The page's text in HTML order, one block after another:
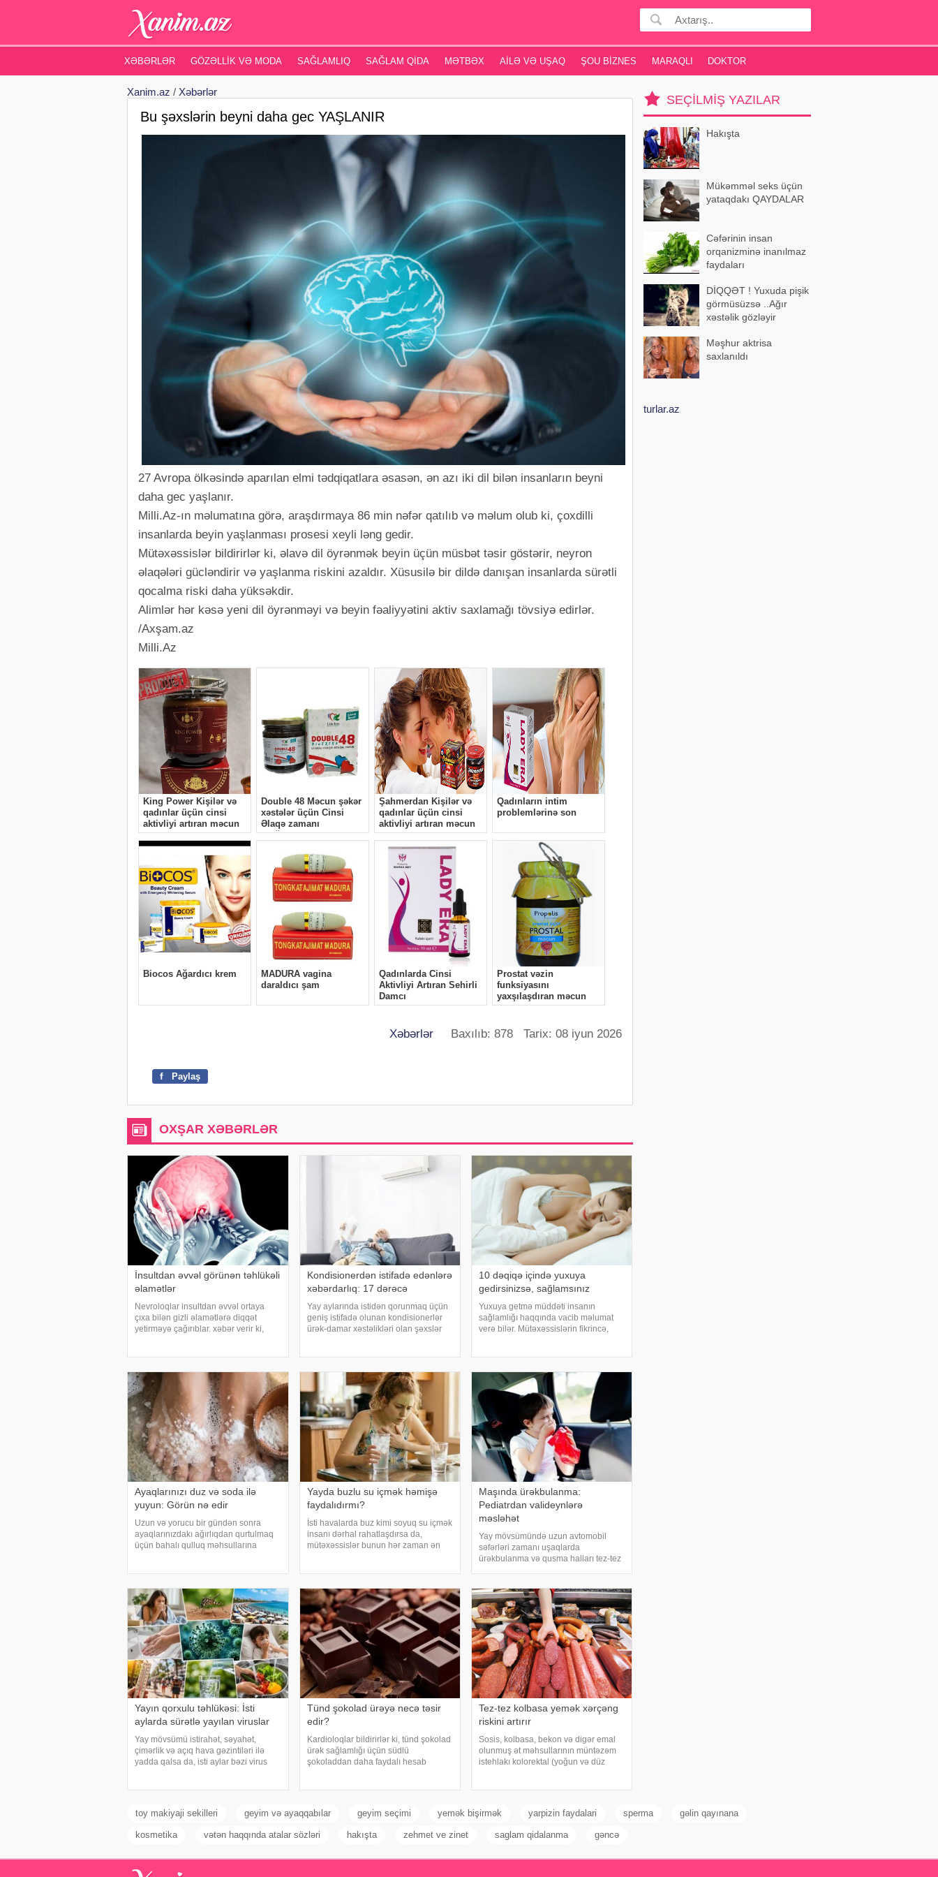
XƏBƏRLƏR GÖZƏLLIK VƏ MODA SAĞLAMLIQ SAĞLAM QIDA MƏTBƏX AILƏ VƏ UŞAQ ŞOU BIZNES MARAQLI DOKTOR
Xanim.az / Xəbərlər
Bu şəxslərin beyni daha gec YAŞLANIR
27 Avropa ölkəsində aparılan elmi tədqiqatlara əsasən, ən azı iki dil bilən insanların beyni
daha gec yaşlanır.
Milli.Az-ın məlumatına görə, araşdırmaya 86 min nəfər qatılıb və məlum olub ki, çoxdilli
insanlarda beyin yaşlanması prosesi xeyli ləng gedir.
Mütəxəssislər bildirirlər ki, əlavə dil öyrənmək beyin üçün müsbət təsir göstərir, neyron
əlaqələri gücləndirir və yaşlanma riskini azaldır. Xüsusilə bir dildə danışan insanlarda sürətli
qocalma riski daha yüksəkdir.
Alimlər hər kəsə yeni dil öyrənməyi və beyin fəaliyyətini aktiv saxlamağı tövsiyə edirlər.
/Axşam.az
Milli.Az
Xəbərlər Baxılıb: 878 Tarix: 08 iyun 2026
f Paylaş
OXŞAR XƏBƏRLƏR
İnsultdan əvvəl görünən təhlükəli
əlamətlər
Nevroloqlar insultdan əvvəl ortaya
çıxa bilən gizli əlamətlərə diqqət
yetirməyə çağırıblar. xəbər verir ki,
Kondisionerdən istifadə edənlərə
xəbərdarlıq: 17 dərəcə
Yay aylarında istidən qorunmaq üçün
geniş istifadə olunan kondisionerlər
ürək-damar xəstəlikləri olan şəxslər
10 dəqiqə içində yuxuya
gedirsinizsə, sağlamsınız
Yuxuya getmə müddəti insanın
sağlamlığı haqqında vacib məlumat
verə bilər. Mütəxəssislərin fikrincə,
sözlərinə görə
Ayaqlarınızı duz və soda ilə
yuyun: Görün nə edir
Uzun və yorucu bir gündən sonra
ayaqlarınızdakı ağırlıqdan qurtulmaq
üçün bahalı qulluq məhsullarına
çox vax
Yayda buzlu su içmək həmişə
faydalıdırmı?
İsti havalarda buz kimi soyuq su içmək
insanı dərhal rahatlaşdırsa da,
mütəxəssislər bunun hər zaman ən
qədə
Maşında ürəkbulanma:
Pediatrdan valideynlərə
məsləhət
Yay mövsümündə uzun avtomobil
səfərləri zamanı uşaqlarda
ürəkbulanma və qusma halları tez-tez
gözlərdən və bədənin hərəkətindən
gələn siqnallar arasındakı
uyğunsuzluqda
Yayın qorxulu təhlükəsi: İsti
aylarda sürətlə yayılan viruslar
Yay mövsümü istirahət, səyahət,
çimərlik və açıq hava gəzintiləri ilə
yadda qalsa da, isti aylar bəzi virus
Tünd şokolad ürəyə necə təsir
edir?
Kardioloqlar bildirirlər ki, tünd şokolad
ürək sağlamlığı üçün südlü
şokoladdan daha faydalı hesab
Tez-tez kolbasa yemək xərçəng
riskini artırır
Sosis, kolbasa, bekon və digər emal
olunmuş ət məhsullarının müntəzəm
istehlakı kolorektal (yoğun və düz
SEÇILMIŞ YAZILAR
Hakışta
Mükəmməl seks üçün
yataqdakı QAYDALAR
Cəfərinin insan
orqanizminə inanılmaz
faydaları
DİQQƏT ! Yuxuda pişik
görmüsüzsə ..Ağır
xəstəlik gözləyir
Məşhur aktrisa
saxlanıldı
turlar.az
toy makiyaji sekilleri geyim və ayaqqabılar geyim seçimi yemək bişirmək yarpizin faydalari sperma gəlin qayınana
kosmetika vətən haqqında atalar sözləri hakışta zehmet ve zinet saglam qidalanma gəncə